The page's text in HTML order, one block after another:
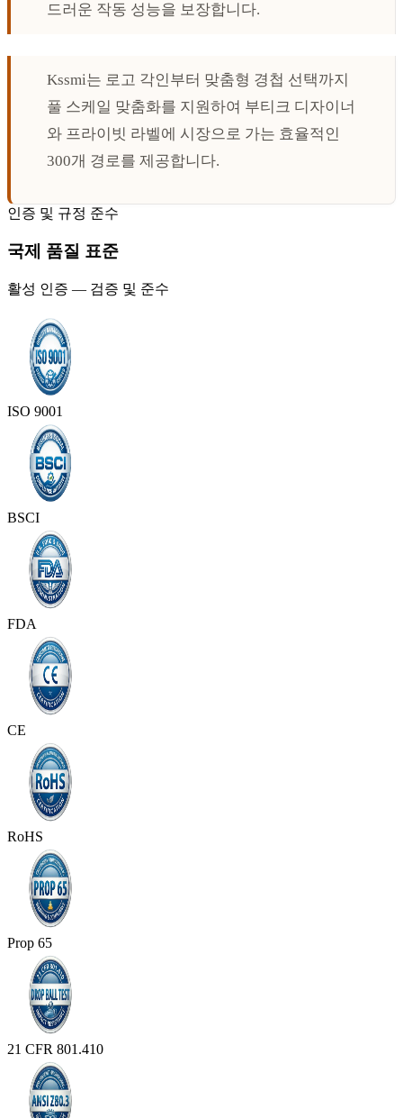
드러운 작동 성능을 보장합니다.
Kssmi는 로고 각인부터 맞춤형 경첩 선택까지
풀 스케일 맞춤화를 지원하여 부티크 디자이너
와 프라이빗 라벨에 시장으로 가는 효율적인
300개 경로를 제공합니다.
인증 및 규정 준수
국제 품질 표준
활성 인증 — 검증 및 준수
ISO 9001
BSCI
FDA
CE
RoHS
Prop 65
21 CFR 801.410